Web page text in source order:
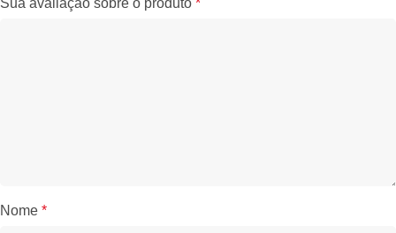
Sua avaliação sobre o produto *
Nome *